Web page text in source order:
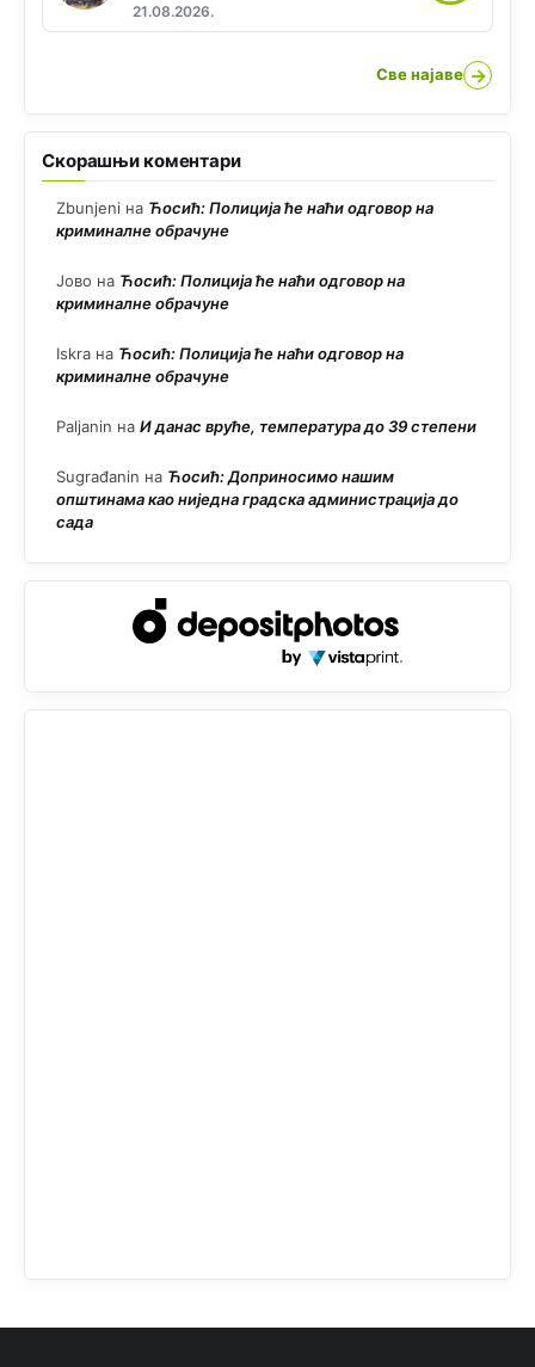
21.08.2026.
Све најаве →
Скорашњи коментари
Zbunjeni на Ћосић: Полиција ће наћи одговор на
криминалне обрачуне
Јово на Ћосић: Полиција ће наћи одговор на
криминалне обрачуне
Iskra на Ћосић: Полиција ће наћи одговор на
криминалне обрачуне
Paljanin на И данас вруће, температура до 39 степени
Sugrađanin на Ћосић: Доприносимо нашим
општинама као ниједна градска администрација до
сада